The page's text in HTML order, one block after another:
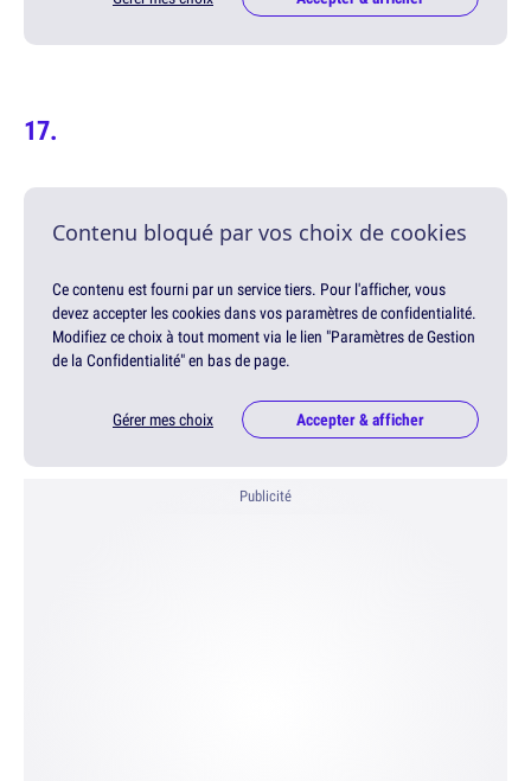
Contenu bloqué par vos choix de cookies
Ce contenu est fourni par un service tiers. Pour l'afficher, vous
devez accepter les cookies dans vos paramètres de confidentialité.
Modifiez ce choix à tout moment via le lien "Paramètres de Gestion
de la Confidentialité" en bas de page.
Gérer mes choix Accepter & afficher
Publicité